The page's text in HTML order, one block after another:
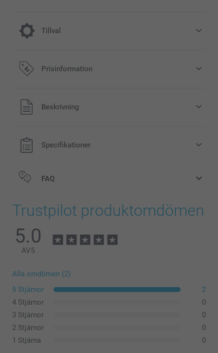
Tillval
Lägg till en Miffy-sparbössa till din
beställning
189,00/styck
Kan användas som dekoration i barnrummet
Lätt att rengöra, tillverkad av dammavvisande, okrossbar
Mått: 12 cm (höjd) x 6 cm (diameter)
Prisinformation
Alla priser är i svenska kronor (SEK), inklusive moms och
exklusive porto.
Beskrivning
Specifikationer
FAQ
Trustpilot produktomdömen
5.0
AV5
Alla omdömen (2)
5 Stjärnor
2
4 Stjärnor
0
3 Stjärnor
0
2 Stjärnor
0
1 Stjärna
0